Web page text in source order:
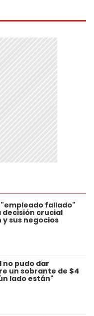
fallado"
crucial
sus negocios
no pudo dar
un sobrante de $4
lado están"